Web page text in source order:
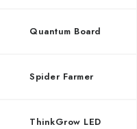
Quantum Board
Spider Farmer
ThinkGrow LED